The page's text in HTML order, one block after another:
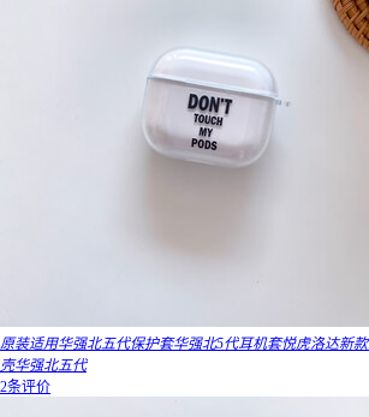
原装适用华强北五代保护套华强北5代耳机套悦虎洛达新
壳华强北五代
2条评价